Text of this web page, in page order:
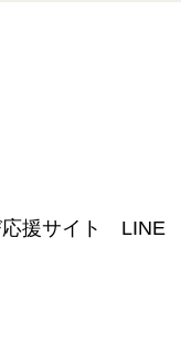
援サイト LINE